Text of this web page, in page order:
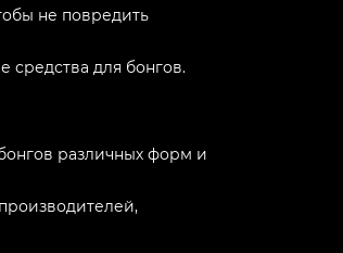
не повредить
средства для бонгов.
различных форм и